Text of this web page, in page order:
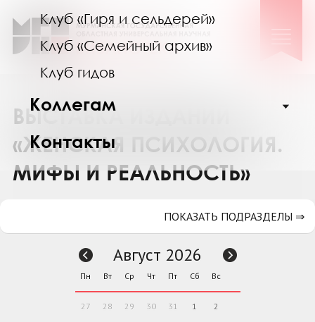
Клуб «Гиря и сельдерей»
Клуб «Семейный архив»
Клуб гидов
Коллегам
Контакты
ВЫСТАВКА ИЗДАНИЙ
«ЖЕНСКАЯ ПСИХОЛОГИЯ.
МИФЫ И РЕАЛЬНОСТЬ»
ПОКАЗАТЬ ПОДРАЗДЕЛЫ ⇒
Август 2026
Пн Вт Ср Чт Пт Сб Вс
27 28 29 30 31 1 2